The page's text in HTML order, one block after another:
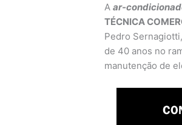
Aar-
TÉCNICA
Pedro
de 40 anos no
manutenção de